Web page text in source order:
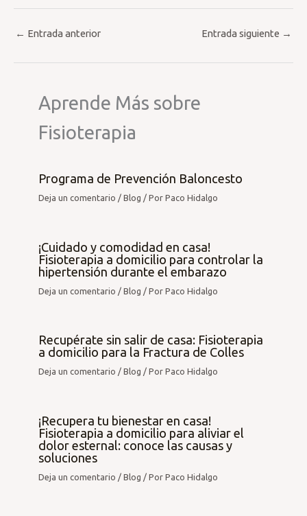
← Entrada anterior Entrada siguiente →
Aprende Más sobre
Fisioterapia
Programa de Prevención Baloncesto
Deja un comentario /Blog / PorPaco Hidalgo
¡Cuidado y comodidad en casa!
Fisioterapia a domicilio para controlar la
hipertensión durante el embarazo
Deja un comentario /Blog / PorPaco Hidalgo
Recupérate sin salir de casa: Fisioterapia
a domicilio para la Fractura de Colles
Deja un comentario /Blog / PorPaco Hidalgo
¡Recupera tu bienestar en casa!
Fisioterapia a domicilio para aliviar el
dolor esternal: conoce las causas y
soluciones
Deja un comentario /Blog / PorPaco Hidalgo